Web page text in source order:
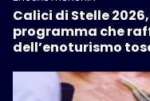
Calici di Stelle
programma che
dell’enoturismo